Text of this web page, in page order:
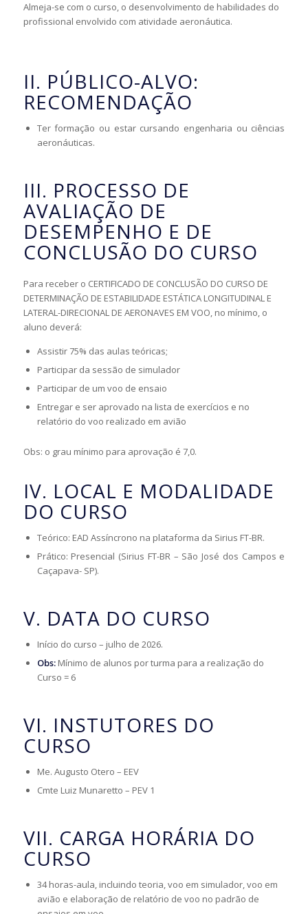
Almeja-se com o curso, o desenvolvimento de habilidades do
profissional envolvido com atividade aeronáutica.
II. PÚBLICO-ALVO:
RECOMENDAÇÃO
Ter formação ou estar cursando engenharia ou ciências
aeronáuticas.
III. PROCESSO DE
AVALIAÇÃO DE
DESEMPENHO E DE
CONCLUSÃO DO CURSO
Para receber o CERTIFICADO DE CONCLUSÃO DO CURSO DE
DETERMINAÇÃO DE ESTABILIDADE ESTÁTICA LONGITUDINAL E
LATERAL-DIRECIONAL DE AERONAVES EM VOO, no mínimo, o
aluno deverá:
Assistir 75% das aulas teóricas;
Participar da sessão de simulador
Participar de um voo de ensaio
Entregar e ser aprovado na lista de exercícios e no
relatório do voo realizado em avião
Obs: o grau mínimo para aprovação é 7,0.
IV. LOCAL E MODALIDADE
DO CURSO
Teórico: EAD Assíncrono na plataforma da Sirius FT-BR.
Prático: Presencial (Sirius FT-BR – São José dos Campos e
Caçapava- SP).
V. DATA DO CURSO
Início do curso – julho de 2026.
Obs: Mínimo de alunos por turma para a realização do
Curso = 6
VI. INSTUTORES DO
CURSO
Me. Augusto Otero – EEV
Cmte Luiz Munaretto – PEV 1
VII. CARGA HORÁRIA DO
CURSO
34 horas-aula, incluindo teoria, voo em simulador, voo em
avião e elaboração de relatório de voo no padrão de